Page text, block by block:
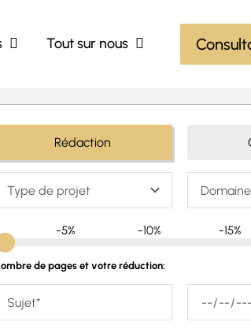
Tout sur nous
Rédaction
-5% -10% -15%
de pages et votre réduction: